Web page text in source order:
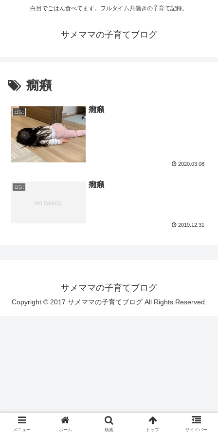
白目でごはん食べてます。フルタイム共働きの子育て記録。
サメママの子育てブログ
癇癪
日記 癇癪
2020.03.08
日記 癇癪
2019.12.31
サメママの子育てブログ
Copyright © 2017 サメママの子育てブログ All Rights Reserved.
メニュー ホーム 検索 トップ サイドバー